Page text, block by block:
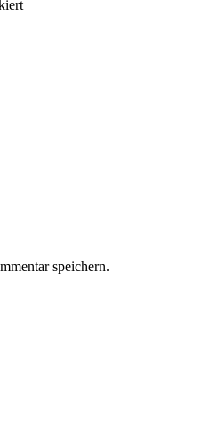
speichern.